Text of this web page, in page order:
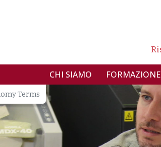
CHI SIAMO FORMAZIONE
Terms